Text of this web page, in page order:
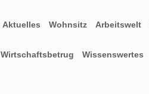
Aktuelles Wohnsitz Arbeitswelt
Wirtschaftsbetrug Wissenswertes